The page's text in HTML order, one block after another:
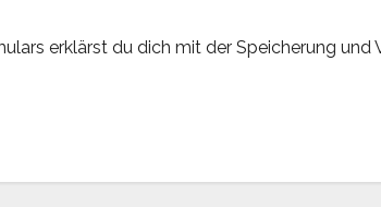
erklärst du dich mit der Speicherung und